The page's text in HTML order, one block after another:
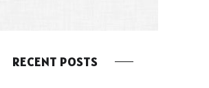
RECENT POSTS